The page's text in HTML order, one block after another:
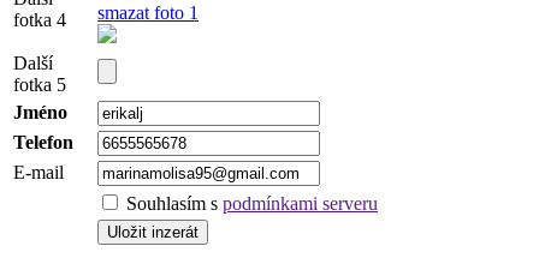
fotka 4
smazat foto 1
Další
fotka 5
Jméno
Telefon
E-mail
Souhlasím s podmínkami serveru